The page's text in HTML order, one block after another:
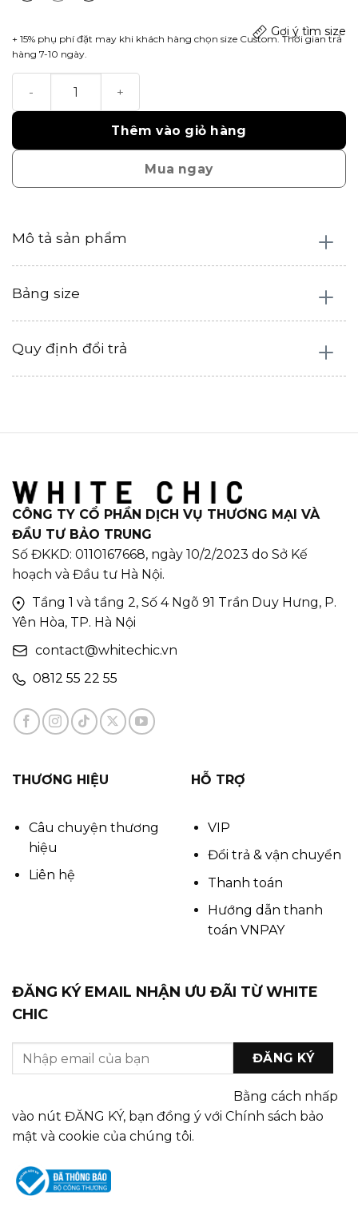
+ 15% phụ phí đặt may khi khách hàng chọn size Custom. Thời gian trả
hàng 7-10 ngày.
Gợi ý tìm size
Thêm vào giỏ hàng
Mua ngay
Mô tả sản phẩm
Bảng size
Quy định đổi trả
CÔNG TY CỔ PHẦN DỊCH VỤ THƯƠNG MẠI VÀ
ĐẦU TƯ BẢO TRUNG
Số ĐKKD: 0110167668, ngày 10/2/2023 do Sở Kế
hoạch và Đầu tư Hà Nội.
Tầng 1 và tầng 2, Số 4 Ngõ 91 Trần Duy Hưng, P.
Yên Hòa, TP. Hà Nội
contact@whitechic.vn
0812 55 22 55
THƯƠNG HIỆU
Câu chuyện thương
hiệu
Liên hệ
HỖ TRỢ
VIP
Đổi trả & vận chuyển
Thanh toán
Hướng dẫn thanh
toán VNPAY
ĐĂNG KÝ EMAIL NHẬN ƯU ĐÃI TỪ WHITE
CHIC
Bằng cách nhấp
vào nút ĐĂNG KÝ, bạn đồng ý với Chính sách bảo
mật và cookie của chúng tôi.